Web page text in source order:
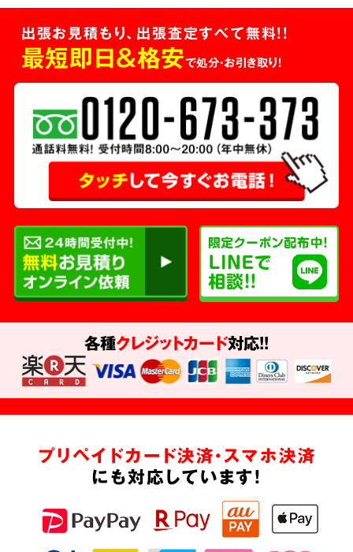
出張お見積もり、出張査定すべて無料!!
最短即日＆格安で処分・お引き取り！
各種クレジットカード対応!!
プリペイドカード決済・スマホ決済
にも対応しています!